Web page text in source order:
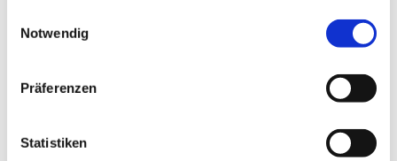
Notwendig
Präferenzen
Statistiken
im Thomashaus der St.Thomaskirche,
Minden-Rodenbeck, Schwabenring 63.
Weil fast alle Piratinnen und Piraten im
August in den Kindergarten kommen,
werden dringend „Mitkrabbler“ zum